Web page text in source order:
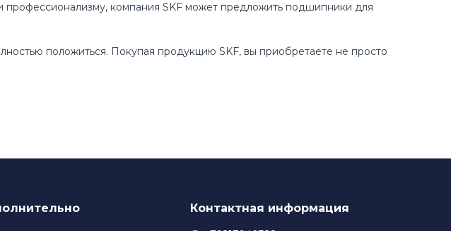
компания SKF может предложить подшипники для
положиться. Покупая продукцию SKF, вы приобретаете не просто
Контактная информация